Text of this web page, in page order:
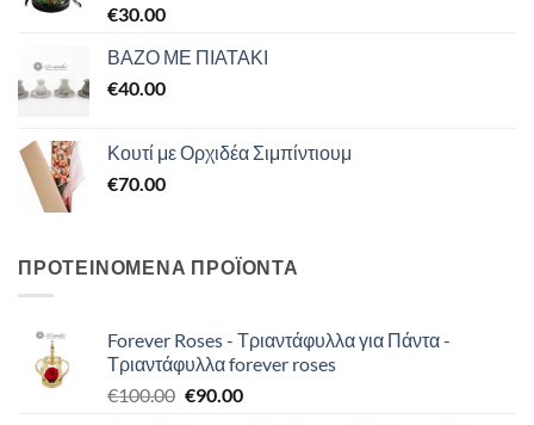
€30.00
ΒΑΖΟ ΜΕ ΠΙΑΤΑΚΙ
€40.00
Κουτί με Ορχιδέα Σιμπίντιουμ
€70.00
ΠΡΟΤΕΙΝΟΜΕΝΑ ΠΡΟΪΟΝΤΑ
Forever Roses - Τριαντάφυλλα για Πάντα -
Τριαντάφυλλα forever roses
€100.00 Original
€90.00Η